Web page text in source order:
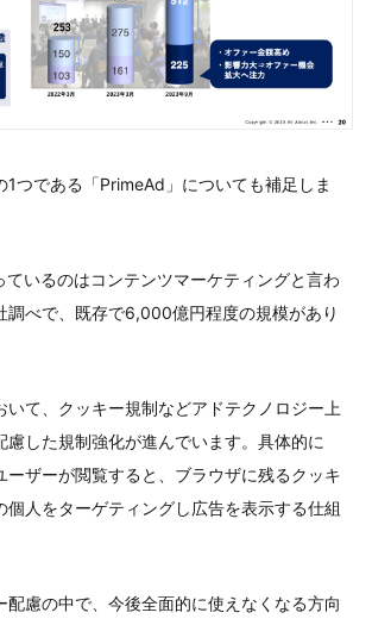
1つである「PrimeAd」についても補足しま
ているのはコンテンツマーケティングと言わ
調べで、既存で6,000億円程度の規模があり
いて、クッキー規制などアドテクノロジー上
慮した規制強化が進んでいます。具体的に
ーザーが閲覧すると、ブラウザに残るクッキ
個人をターゲティングし広告を表示する仕組
配慮の中で、今後全面的に使えなくなる方向